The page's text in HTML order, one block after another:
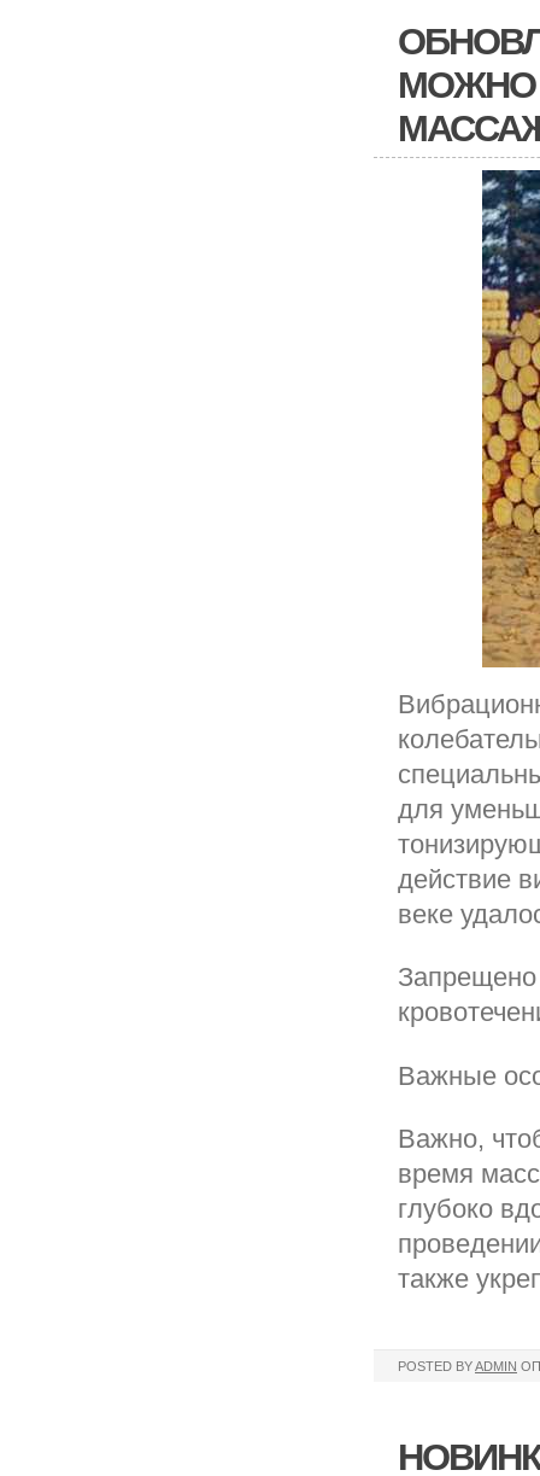
МОЖНО
для
действие
веке
Запрещено
Важные
Важно,
время
глубоко
также
POSTED BYADMIN